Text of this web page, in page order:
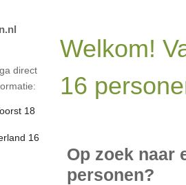
direct
18
16
Welkom!
16
Op zoek naar
personen?